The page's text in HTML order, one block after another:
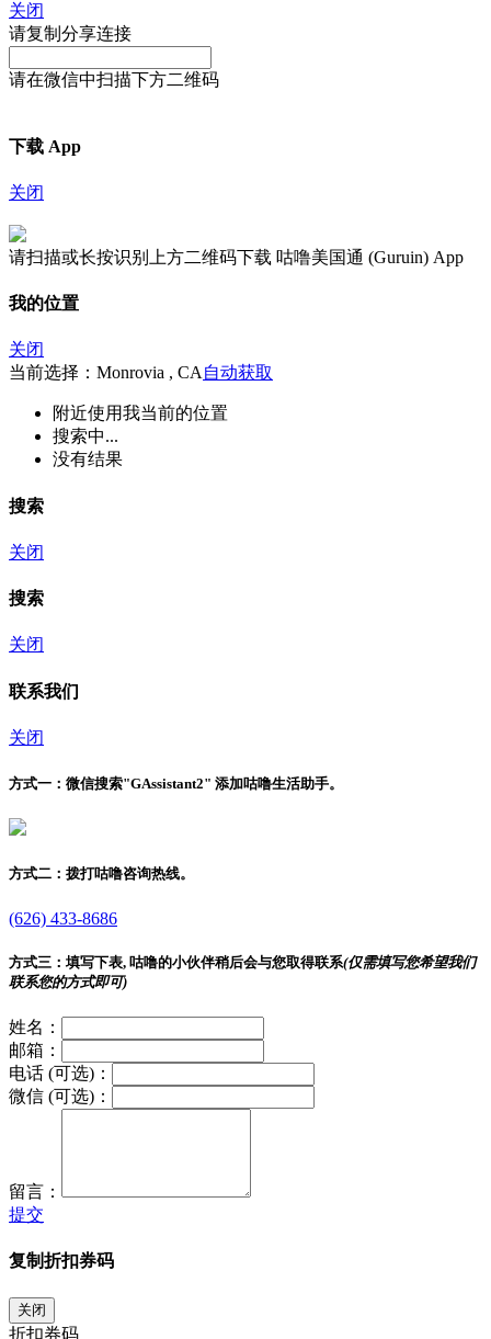
关闭
请复制分享连接
请在微信中扫描下方二维码
下载 App
关闭
请扫描或长按识别上方二维码下载 咕噜美国通 (Guruin) App
我的位置
关闭
当前选择：Monrovia , CA 自动获取
附近使用我当前的位置
搜索中...
没有结果
搜索
关闭
搜索
关闭
联系我们
关闭
方式一： 微信搜索"GAssistant2" 添加咕噜生活助手。
方式二： 拨打咕噜咨询热线。
(626) 433-8686
方式三： 填写下表, 咕噜的小伙伴稍后会与您取得联系(仅需填写您希望我们
联系您的方式即可)
姓名：
邮箱：
电话 (可选)：
微信 (可选)：
留言：
提交
复制折扣券码
关闭
折扣券码